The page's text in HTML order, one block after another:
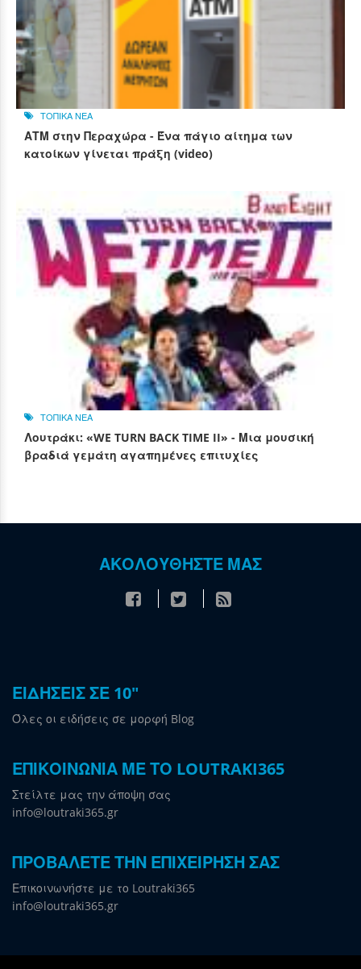
ΤΟΠΙΚΑ ΝΕΑ
ΑΤΜ στην Περαχώρα - Ένα πάγιο αίτημα των
κατοίκων γίνεται πράξη (video)
ΤΟΠΙΚΑ ΝΕΑ
Λουτράκι: «WE TURN BACK TIME II» - Μια μουσική
βραδιά γεμάτη αγαπημένες επιτυχίες
ΑΚΟΛΟΥΘΗΣΤΕ ΜΑΣ
ΕΙΔΗΣΕΙΣ ΣΕ 10"
Όλες οι ειδήσεις σε μορφή Blog
ΕΠΙΚΟΙΝΩΝΙΑ ΜΕ ΤΟ LOUTRAKI365
Στείλτε μας την άποψη σας
info@loutraki365.gr
ΠΡΟΒΑΛΕΤΕ ΤΗΝ ΕΠΙΧΕΙΡΗΣΗ ΣΑΣ
Επικοινωνήστε με το Loutraki365
info@loutraki365.gr